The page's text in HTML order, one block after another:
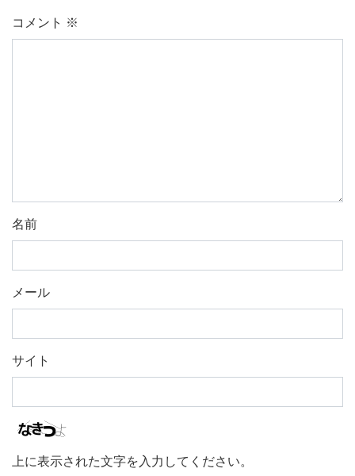
コメント ※
名前
メール
サイト
上に表示された文字を入力してください。